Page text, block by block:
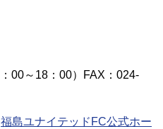
00～18：00）FAX：024-
福島ユナイテッドFC公式ホー